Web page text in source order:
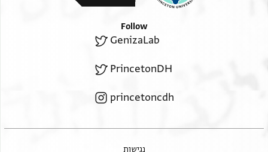
Follow
GenizaLab
PrincetonDH
princetoncdh
נגישות